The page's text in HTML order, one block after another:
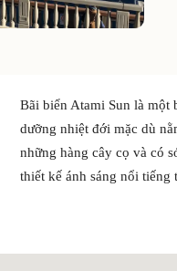
Bãi biển Atami Sun là một
dưỡng nhiệt đới mặc dù
những hàng cây cọ và có
thiết kế ánh sáng nổi